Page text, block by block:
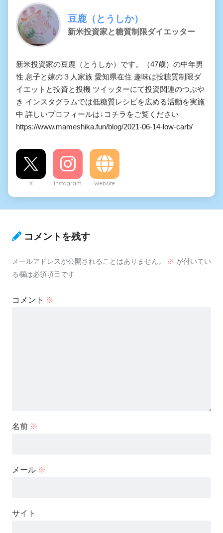
豆鹿（とうしか）
新米投資家と糖質制限ダイエッター
新米投資家の豆鹿（とうしか）です。（47歳）の中年男
性 息子と嫁の３人家族 愛知県在住 趣味は投糖質制限ダ
イエットと投資と投機 ツイッターにて投資関連のつぶや
き インスタグラムでは低糖質レシピを広める活動を実施
中 詳しいプロフィールは↓コチラをご覧ください
https://www.mameshika.fun/blog/2021-06-14-low-carb/
X Instagram Website
コメントを残す
メールアドレスが公開されることはありません。 ※ が付いてい
る欄は必須項目です
コメント ※
名前 ※
メール ※
サイト